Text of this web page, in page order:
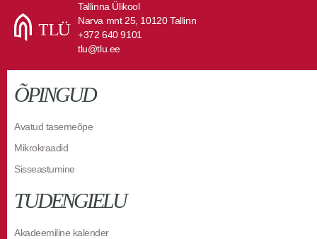
Tallinna Ülikool
Narva mnt 25, 10120 Tallinn
+372 640 9101
tlu@tlu.ee
ÕPINGUD
Avatud tasemeõpe
Mikrokraadid
Sisseastumine
TUDENGIELU
Akadeemiline kalender